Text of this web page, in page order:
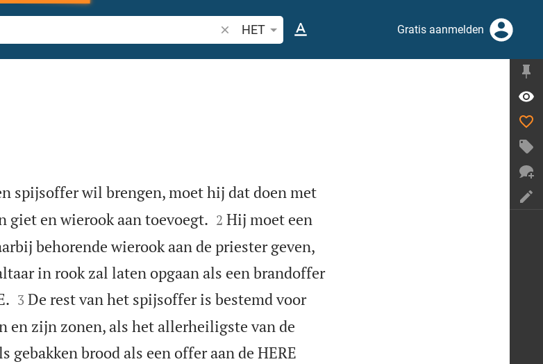
Zoek Bijbelvers of woord
HET Gratis aanmelden
spijsoffer wil brengen, moet hij dat doen met
giet en wierook aan toevoegt.
2 Hij moet een
behorende wierook aan de priester geven,
in rook zal laten opgaan als een brandoffer

3 De rest van het spijsoffer is bestemd voor
en zijn zonen, als het allerheiligste van de
gebakken brood als een offer aan de HERE